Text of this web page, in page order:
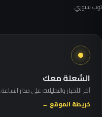
توب ستوري
الشعلة معك
آخر الأخبار والتحليلات على مدار الساعة.
خريطة الموقع ←